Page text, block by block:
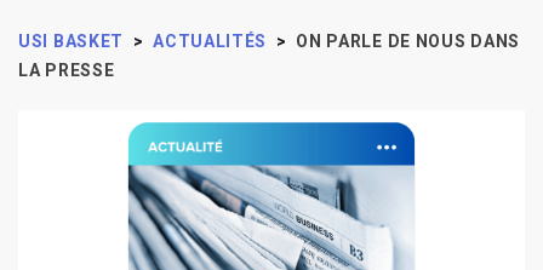
USI BASKET > ACTUALITÉS >
ON PARLE DE NOUS DANS
LA PRESSE